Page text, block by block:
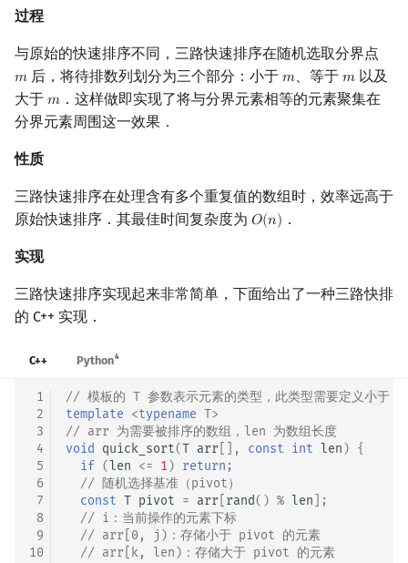
过程
与原始的快速排序不同，三路快速排序在随机选取分界点
𝑚
m 后，将待排数列划分为三个部分：小于𝑚
m 、等于𝑚
m 以及
大于 𝑚
m ．这样做即实现了将与分界元素相等的元素聚集在
分界元素周围这一效果．
性质
三路快速排序在处理含有多个重复值的数组时，效率远高于
原始快速排序．其最佳时间复杂度为 𝑂(𝑛)
O(n) ．
实现
三路快速排序实现起来非常简单，下面给出了一种三路快排
的 C++ 实现．
C++ Python4
1
2
3
4
5
6
7
8
9
10
// 模板的 T 参数表示元素的类型，此类型需要定义小于（
template <typename T>
// arr 为需要被排序的数组，len 为数组长度
void
quick_sort(T arr [], const int len) {
if (len <= 1) return ;
// 随机选择基准（pivot）
const T pivot = arr rand() % len ];
// i：当前操作的元素下标
// arr[0, j)：存储小于 pivot 的元素
// arr[k, len)：存储大于 pivot 的元素